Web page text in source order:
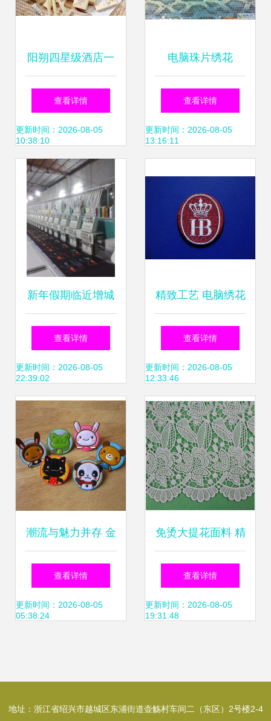
阳朔四星级酒店一
次性用品的升级 电
脑绣花工艺的精致
诠释
查看详情
更新时间：2026-08-05
10:38:10
电脑珠片绣花
D5103 工艺、价格
与厂家选择全解析
查看详情
更新时间：2026-08-05
13:16:11
新年假期临近增城
中堂电脑绣花生产
升级正当时
查看详情
更新时间：2026-08-05
22:39:02
精致工艺 电脑绣花
标如何成为高端成
衣的“点睛之笔”？#
洗唛商标与品质之
路#
查看详情
更新时间：2026-08-05
12:33:46
潮流与魅力并存 金
华市可可电脑绣花
厂星级面料绘就哈
查看详情
更新时间：2026-08-05
05:38:24
免烫大提花面料 精
致工艺与现代功能
的完美结合
查看详情
更新时间：2026-08-05
19:31:48
地址：浙江省绍兴市越城区东浦街道壶觞村车间二（东区）2号楼2-4